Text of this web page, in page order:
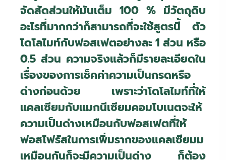
จัดสัดส่วนให้มันเต็ม 100 % มีวัตถุดิบ
อะไรที่มากกว่าก็สามารถที่จะใช้สูตรนี้ ตัว
โดโลไมท์กับฟอสเฟตอย่างละ 1 ส่วน หรือ
0.5 ส่วน ความจริงแล้วก็มีรายละเอียดใน
เรื่องของการเช็คค่าความเป็นกรดหรือ
ด่างก่อนด้วย เพราะว่าโดโลไมท์ที่ให้
แคลเซียมกับแมกนีเซียมคอมโบเนตจะให้
ความเป็นด่างเหมือนกับฟอสเฟตที่ให้
ฟอสโฟรัสในการเพิ่มรากของแคลเซียมม
เหมือนกันก็จะมีความเป็นด่าง ก็ต้อง